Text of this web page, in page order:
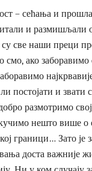
– сећања и
и размишљали
све наши преци
смо, ако заборавимо
постојати и звати
размотримо
нешто више о
граници… Зато је
доста важније